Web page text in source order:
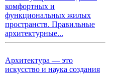
комфортных и
функциональных жилых
пространств. Правильные
архитектурные...
Архитектура — это
искусство и наука создания